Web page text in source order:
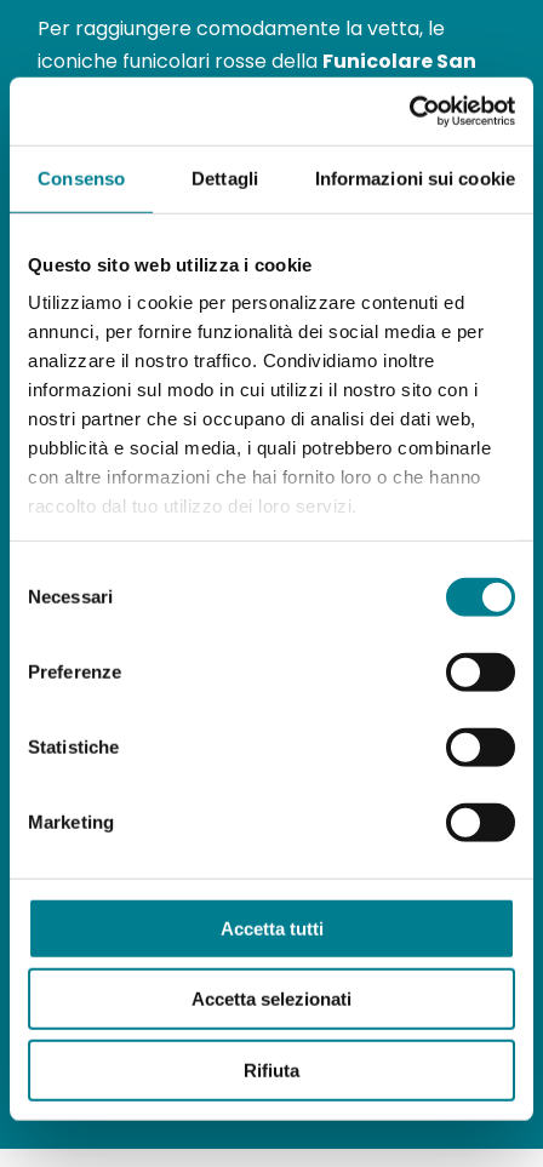
Consenso Dettagli Informazioni sui cookie
Questo sito web utilizza i cookie
Utilizziamo i cookie per personalizzare contenuti ed
annunci, per fornire funzionalità dei social media e per
analizzare il nostro traffico. Condividiamo inoltre
informazioni sul modo in cui utilizzi il nostro sito con i
nostri partner che si occupano di analisi dei dati web,
pubblicità e social media, i quali potrebbero combinarle
con altre informazioni che hai fornito loro o che hanno
raccolto dal tuo utilizzo dei loro servizi.
delNecessari
Preferenze
Statistiche
Marketing
Accetta tutti
Accetta selezionati
Rifiuta
Per raggiungere comodamente la vetta, le
iconiche funicolari rosse della Funicolare San
sono in funzione tutti i giorni con
corse ogni mezz’ora, dalle ore 9.00 fino alle 22.30
Anche quest’anno, chi prenota una cena al
tariffa ridotta per la funicolare a soli 12
franchi. Prenotazioni al numero091 993 26 70
Un’occasione perfetta per un’evasione serale
tra natura, panorama e sapori d’eccellenza.
Scarica il comunicato
Torna alla pagina della rassegna stampa
Scopri altri contenuti
Monte San Salvatore
Ristorante Vetta
Congressi e meeting
Attività
Cultura e Museo